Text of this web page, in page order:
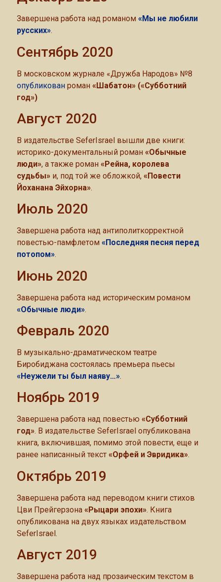
Завершена работа над романом «Мы не любили
русских».
Сентябрь 2020
В московском журнале «Дружба Народов» №8
опубликован роман «Шабатон» («Субботний
год»)
Август 2020
В издательстве SeferIsrael вышли две книги:
историко-документальный роман «Обычные
люди», а также роман «Рейна, королева
судьбы» и, под той же обложкой, «Повести
Йоханана Эйхорна».
Июль 2020
Завершена работа над антиполиткорректной
повестью-памфлетом «Последняя песня перед
потопом».
Июнь 2020
Завершена работа над историческим романом
«Обычные люди».
Февраль 2020
В музыкально-драматическом театре
Биробиджана состоялась премьера пьесы
«Неужели ты был наяву…».
Ноябрь 2019
Завершена работа над повестью «Субботний
год». В издательстве SeferIsrael опубликована
книга, включившая, помимо этой повести, еще и
ранее написанный текст «Орфей и Эвридика».
Октябрь 2019
Завершена работа над переводом книги стихов
Цви Прейгерзона «Рыцари эпохи». Книга
опубликована на двух языках издательством
SeferIsrael.
Август 2019
Завершена работа над прозаическим текстом в